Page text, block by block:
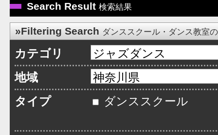
Search Result 検索結果
»Filtering Search ダンススクール・ダンス教室
カテゴリ
地域
タイプ
ダンススクール